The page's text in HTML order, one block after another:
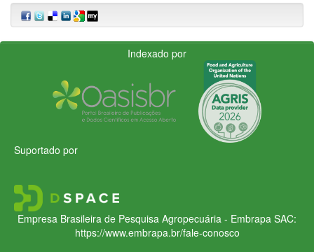
Indexado por
Suportado por
Empresa Brasileira de Pesquisa Agropecuária - Embrapa SAC:
https://www.embrapa.br/fale-conosco